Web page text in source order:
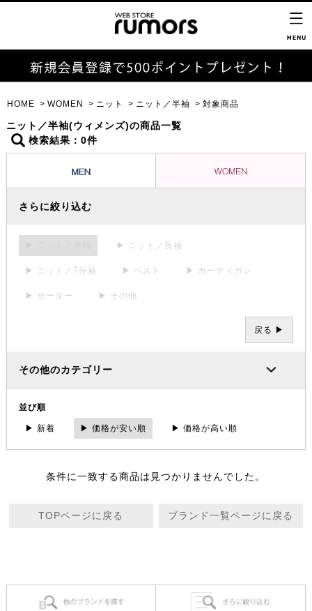
HOME WOMEN ニット ニット／半袖 対象商品
ニット／半袖(ウィメンズ)の商品一覧
検索結果：0件
さらに絞り込む
▶ ニット／長袖
▶ ニット／7分袖 ▶ ベスト ▶ カーディガン
▶ セーター ▶ その他
戻る ▶
その他のカテゴリー
並び順
▶ 新着 ▶ 価格が安い順 ▶ 価格が高い順
条件に一致する商品は見つかりませんでした。
TOPページに戻る ブランド一覧ページに戻る